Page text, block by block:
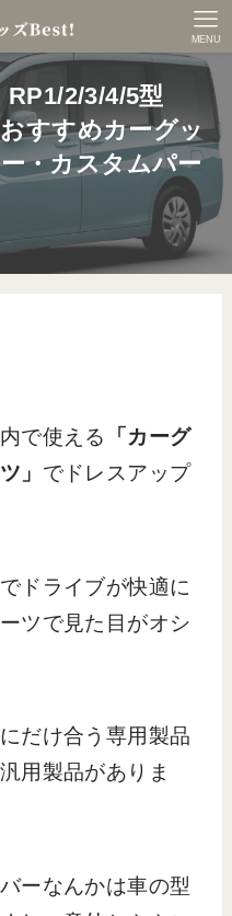
MENU
2/3/4/5型
すすめカーグッ
・カスタムパー
で使える
「カーグ
」 でドレスアップ
ドライブが快適に
ツで見た目がオシ
だけ合う専用製品
用製品がありま
ーなんかは車の型